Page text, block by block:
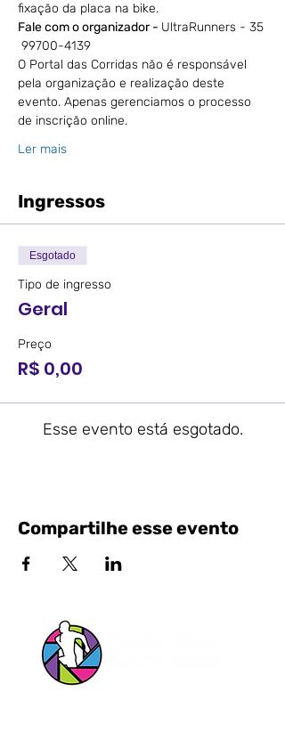
fixação da placa na bike.
Fale com o organizador - UltraRunners - 35
99700-4139
O Portal das Corridas não é responsável
pela organização e realização deste
evento. Apenas gerenciamos o processo
de inscrição online.
Ler mais
Ingressos
Esgotado
Tipo de ingresso
Geral
Preço
R$ 0,00
Esse evento está esgotado.
Compartilhe esse evento